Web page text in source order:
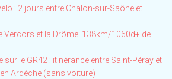
: 2 jours entre Chalon-sur-Saône et
Vercors et la Drôme: 138km/1060d+ de
le GR42 : itinérance entre Saint-Péray et
Ardèche (sans voiture)